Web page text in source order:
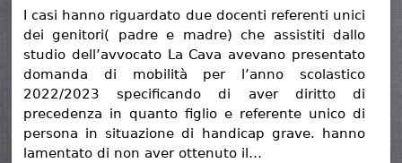
I casi hanno riguardato due docenti referenti unici
dei genitori( padre e madre) che assistiti dallo
studio dell’avvocato La Cava avevano presentato
domanda di mobilità per l’anno scolastico
2022/2023 specificando di aver diritto di
precedenza in quanto figlio e referente unico di
persona in situazione di handicap grave. hanno
lamentato di non aver ottenuto il…